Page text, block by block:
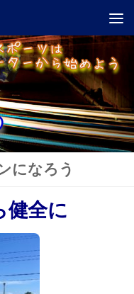
になろう
健全に